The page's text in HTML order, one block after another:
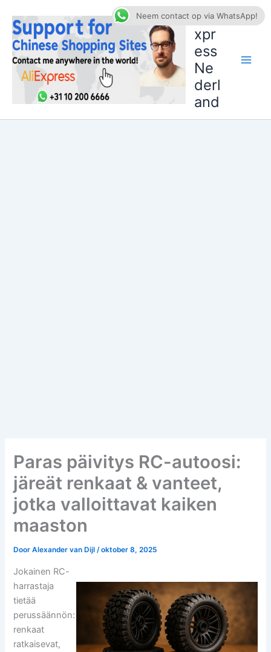
naar
inhoud
AliE
xpr
ess
Ne
derl
and
Paras päivitys RC-autoosi:
järeät renkaat & vanteet,
jotka valloittavat kaiken
maaston
DoorAlexander van Dijl/oktober 8, 2025
Jokainen RC-
harrastaja
tietää
perussäännön:
renkaat
ratkaisevat,
Neem contact op via WhatsApp!